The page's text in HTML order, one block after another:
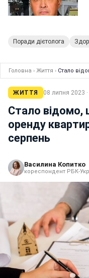
Поради дієтолога
Головна › Життя › Стало
ЖИТТЯ 08 липня 2023
Стало відомо,
оренду
серпень
Василина Копитко
кореспондент РБК-